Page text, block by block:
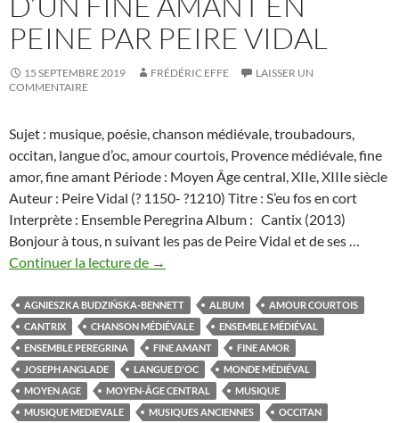
PEINE PAR PEIRE VIDAL
15 SEPTEMBRE 2019 FRÉDÉRIC EFFE
LAISSER UN
COMMENTAIRE
Sujet : musique, poésie, chanson médiévale, troubadours,
occitan, langue d’oc, amour courtois, Provence médiévale, fine
amor, fine amant Période : Moyen Âge central, XIIe, XIIIe siècle
Auteur : Peire Vidal (? 1150- ?1210) Titre : S’eu fos en cort
Interprète : Ensemble Peregrina Album : Cantix (2013)
Bonjour à tous, n suivant les pas de Peire Vidal et de ses …
Continuer la lecture de « S’eu
en
cort »
la
chanson
médiévale
d’un
→
AGNIESZKA BUDZIŃSKA-BENNETT ALBUM
AMOUR COURTOIS
CANTRIX
CHANSON MÉDIÉVALE
ENSEMBLE MÉDIÉVAL
ENSEMBLE PEREGRINA
FINE AMANT
FINE AMOR
JOSEPH ANGLADE
LANGUE D'OC
MONDE MÉDIÉVAL
MOYEN AGE
MOYEN-ÂGE CENTRAL
MUSIQUE
MUSIQUE MEDIEVALE
MUSIQUES ANCIENNES
OCCITAN